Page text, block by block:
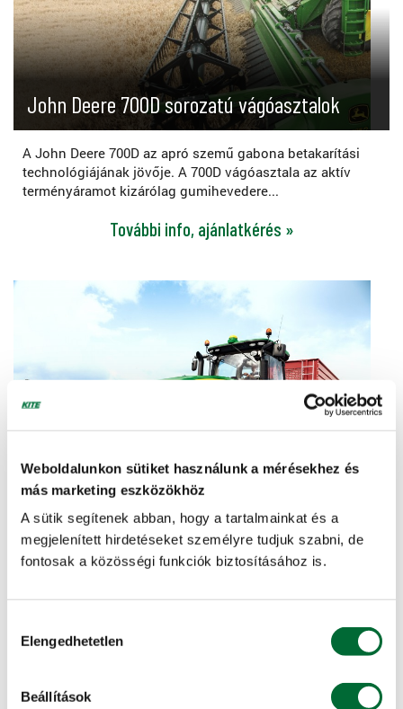
Weboldalunkon sütiket használunk a mérésekhez és
más marketing eszközökhöz
A sütik segítenek abban, hogy a tartalmainkat és a
megjelenített hirdetéseket személyre tudjuk szabni, de
fontosak a közösségi funkciók biztosításához is.
kiválasztása
Elengedhetetlen
Beállítások
John Deere 700D sorozatú vágóasztalok
A John Deere 700D az apró szemű gabona betakarítási
technológiájának jövője. A 700D vágóasztala az aktív
terményáramot kizárólag gumihevedere...
További info, ajánlatkérés »
Pótkocsialkatrészek
Nagy raktárkészletű kiváló minőségű eredeti és alternatív
További info, ajánlatkérés »